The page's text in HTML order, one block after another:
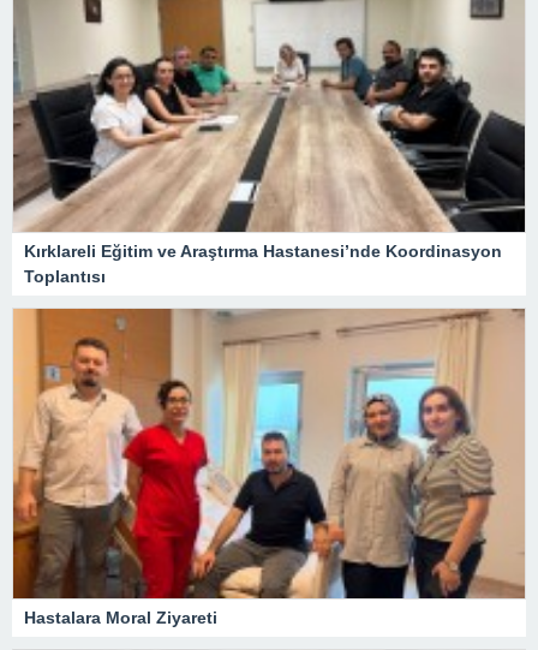
Kırklareli Eğitim ve Araştırma Hastanesi’nde Koordinasyon
Toplantısı
Hastalara Moral Ziyareti